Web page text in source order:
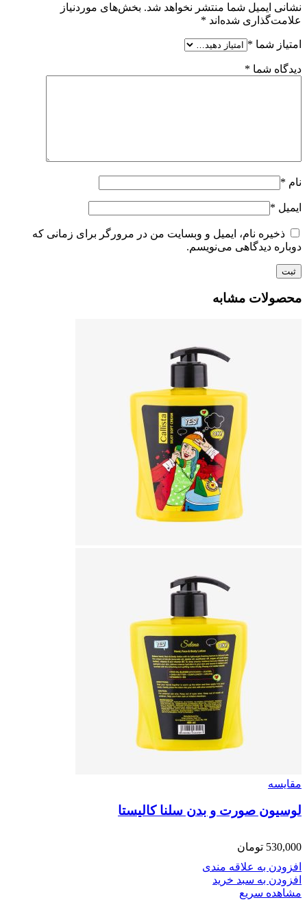
نشانی ایمیل شما منتشر نخواهد شد. بخش‌های موردنیاز
علامت‌گذاری شده‌اند *
امتیاز شما *
دیدگاه شما *
نام *
ایمیل *
ذخیره نام، ایمیل و وبسایت من در مرورگر برای زمانی که
دوباره دیدگاهی می‌نویسم.
محصولات مشابه
مقایسه
لوسیون صورت و بدن سلنا کالیستا
530,000 تومان
افزودن به علاقه مندی
افزودن به سبد خرید
مشاهده سریع